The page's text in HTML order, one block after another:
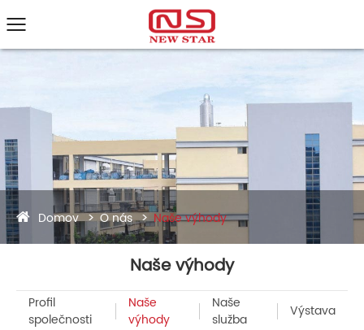
Domov O nás Naše výhody
Naše výhody
Profil
společnosti
Naše
výhody
Naše
služba
Výstava